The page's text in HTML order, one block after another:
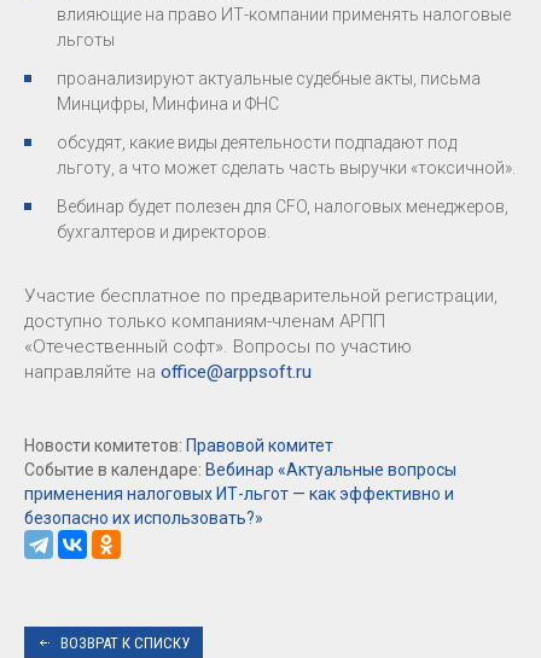
влияющие на право ИТ-компании применять налоговые
льготы
проанализируют актуальные судебные акты, письма
Минцифры, Минфина и ФНС
обсудят, какие виды деятельности подпадают под
льготу, а что может сделать часть выручки «токсичной».
Вебинар будет полезен для CFO, налоговых менеджеров,
бухгалтеров и директоров.
Участие бесплатное по предварительной регистрации,
доступно только компаниям-членам АРПП
«Отечественный софт». Вопросы по участию
направляйте на office@arppsoft.ru
Новости комитетов: Правовой комитет
Событие в календаре: Вебинар «Актуальные вопросы
применения налоговых ИТ-льгот — как эффективно и
безопасно их использовать?»
ВОЗВРАТ К СПИСКУ